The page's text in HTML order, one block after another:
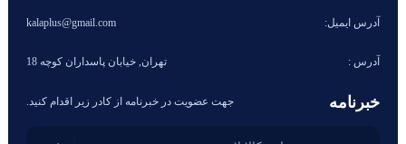
آدرس ایمیل: kalaplus@gmail.com
آدرس : تهران, خیابان پاسداران کوچه 18
خبرنامه جهت عضویت در خبرنامه از کادر زیر اقدام کنید.